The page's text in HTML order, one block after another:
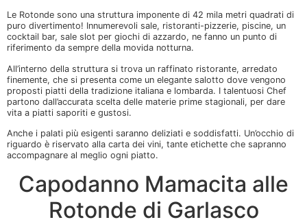
Le Rotonde sono una struttura imponente di 42 mila metri quadrati di
puro divertimento! Innumerevoli sale, ristoranti-pizzerie, piscine, un
cocktail bar, sale slot per giochi di azzardo, ne fanno un punto di
riferimento da sempre della movida notturna.
All’interno della struttura si trova un raffinato ristorante, arredato
finemente, che si presenta come un elegante salotto dove vengono
proposti piatti della tradizione italiana e lombarda. I talentuosi Chef
partono dall’accurata scelta delle materie prime stagionali, per dare
vita a piatti saporiti e gustosi.
Anche i palati più esigenti saranno deliziati e soddisfatti. Un’occhio di
riguardo è riservato alla carta dei vini, tante etichette che sapranno
accompagnare al meglio ogni piatto.
Capodanno Mamacita alle
Rotonde di Garlasco